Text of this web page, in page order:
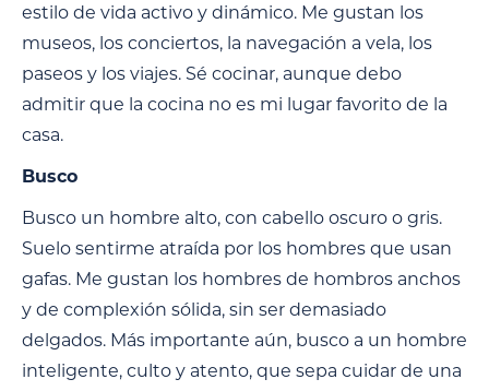
estilo de vida activo y dinámico. Me gustan los
museos, los conciertos, la navegación a vela, los
paseos y los viajes. Sé cocinar, aunque debo
admitir que la cocina no es mi lugar favorito de la
casa.
Busco
Busco un hombre alto, con cabello oscuro o gris.
Suelo sentirme atraída por los hombres que usan
gafas. Me gustan los hombres de hombros anchos
y de complexión sólida, sin ser demasiado
delgados. Más importante aún, busco a un hombre
inteligente, culto y atento, que sepa cuidar de una